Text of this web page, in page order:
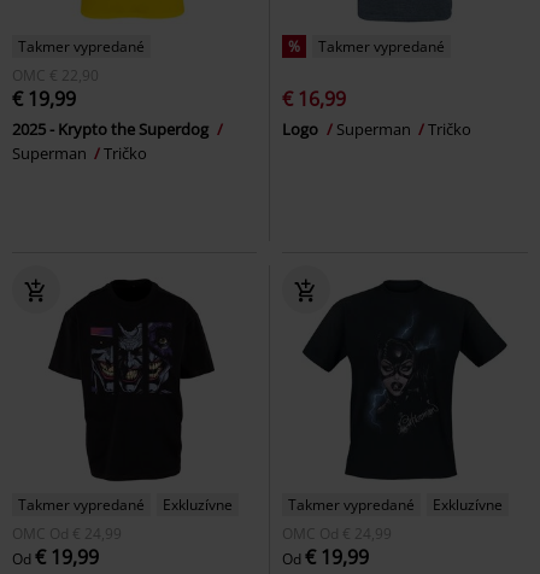
Takmer vypredané
OMC € 22,90
€ 19,99
2025 - Krypto the Superdog
Superman
Tričko
% Takmer vypredané
€ 16,99
Logo Superman Tričko
Takmer vypredané
Exkluzívne
OMC Od € 24,99
Od € 19,99
Takmer vypredané
Exkluzívne
OMC Od € 24,99
Od € 19,99